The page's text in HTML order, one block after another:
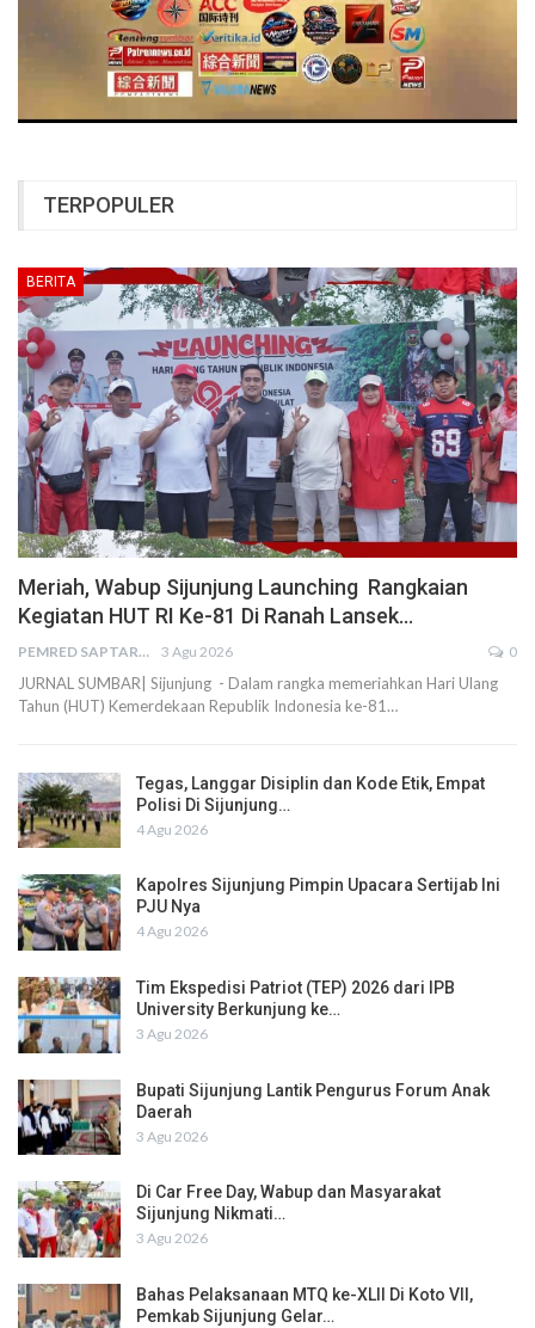
TERPOPULER
BERITA
Meriah, Wabup Sijunjung Launching Rangkaian
Kegiatan HUT RI Ke-81 Di Ranah Lansek…
PEMRED SAPTARIUS 3 Agu 2026 0
JURNAL SUMBAR| Sijunjung - Dalam rangka memeriahkan Hari Ulang
Tahun (HUT) Kemerdekaan Republik Indonesia ke-81…
Tegas, Langgar Disiplin dan Kode Etik, Empat
Polisi Di Sijunjung…
4 Agu 2026
Kapolres Sijunjung Pimpin Upacara Sertijab Ini
PJU Nya
4 Agu 2026
Tim Ekspedisi Patriot (TEP) 2026 dari IPB
University Berkunjung ke…
3 Agu 2026
Bupati Sijunjung Lantik Pengurus Forum Anak
Daerah
3 Agu 2026
Di Car Free Day, Wabup dan Masyarakat
Sijunjung Nikmati…
3 Agu 2026
Bahas Pelaksanaan MTQ ke-XLII Di Koto VII,
Pemkab Sijunjung Gelar…